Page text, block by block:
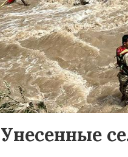
Унесенные